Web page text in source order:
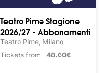
Teatro Pime Stagione
2026/27 - Abbonamenti
Teatro Pime, Milano
Tickets from 48.60€